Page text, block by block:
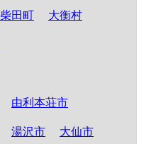
柴田町 大衡村
由利本荘市
湯沢市 大仙市